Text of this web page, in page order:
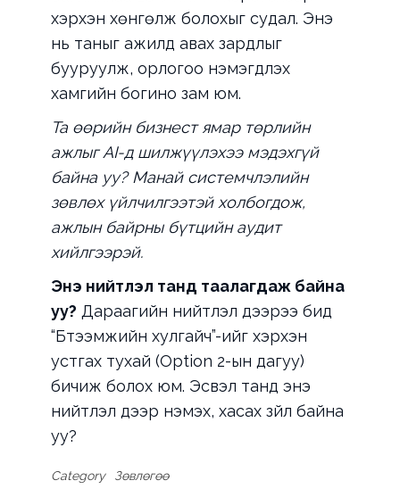
хэрхэн хөнгөлж болохыг судал. Энэ
нь таныг ажилд авах зардлыг
бууруулж, орлогоо нэмэгдүүлэх
хамгийн богино зам юм.
Та өөрийн бизнест ямар төрлийн
ажлыг AI-д шилжүүлэхээ мэдэхгүй
байна уу? Манай системчлэлийн
зөвлөх үйлчилгээтэй холбогдож,
ажлын байрны бүтцийн аудит
хийлгээрэй.
Энэ нийтлэл танд таалагдаж байна
уу? Дараагийн нийтлэл дээрээ бид
“Бүтээмжийн хулгайч”-ийг хэрхэн
устгах тухай (Option 2-ын дагуу)
бичиж болох юм. Эсвэл танд энэ
нийтлэл дээр нэмэх, хасах зүйл байна
уу?
Category Зөвлөгөө